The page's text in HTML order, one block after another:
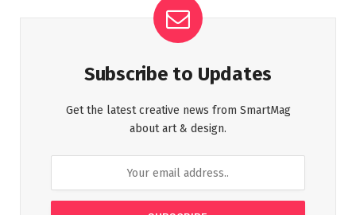
Subscribe to Updates
Get the latest creative news from SmartMag
about art & design.